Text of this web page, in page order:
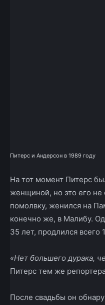
Питерс и Андерсон в 1989 году
На тот момент Питерс
женщиной, но это его не
помолвку, женился на
конечно же, в Малибу.
35 лет, продлился всего
«Нет большего дурака,
Питерс тем же
После свадьбы он